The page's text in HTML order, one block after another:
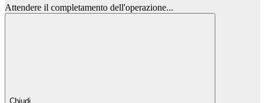
Attendere il completamento dell'operazione...
Chiudi